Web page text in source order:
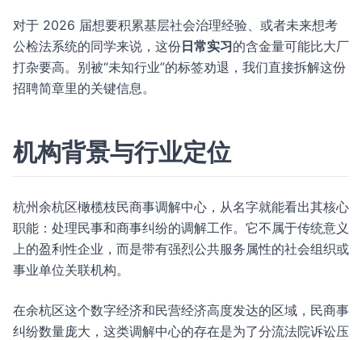
对于 2026 届想要积累基层社会治理经验、或者未来想考
公检法系统的同学来说，这份日常实习的含金量可能比大厂
打杂要高。别被“未知行业”的标签劝退，我们直接拆解这份
招聘简章里的关键信息。
机构背景与行业定位
杭州余杭区橄榄枝民商事调解中心，从名字就能看出其核心
职能：处理民事和商事纠纷的调解工作。它不属于传统意义
上的盈利性企业，而是带有强烈公共服务属性的社会组织或
事业单位关联机构。
在余杭区这个数字经济和民营经济高度发达的区域，民商事
纠纷数量庞大，这类调解中心的存在是为了分流法院诉讼压